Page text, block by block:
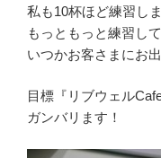
私も10杯ほど練習し
もっともっと練習して
いつかお客さまにお
目標『リブウェル
ガンバリます！